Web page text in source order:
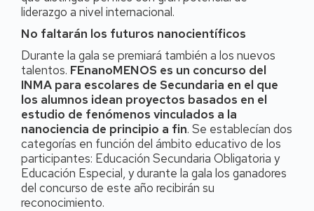
liderazgo a nivel internacional.
No faltarán los futuros nanocientíficos
Durante la gala se premiará también a los nuevos
talentos. FEnanoMENOS es un concurso del
INMA para escolares de Secundaria en el que
los alumnos idean proyectos basados en el
estudio de fenómenos vinculados a la
nanociencia de principio a fin. Se establecían dos
categorías en función del ámbito educativo de los
participantes: Educación Secundaria Obligatoria y
Educación Especial, y durante la gala los ganadores
del concurso de este año recibirán su
reconocimiento.